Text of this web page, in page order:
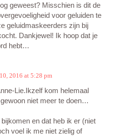
geweest? Misschien is dit de
voor geluiden te
geluidmaskeerders zijn bij
Dankjewel! Ik hoop dat je
hebt…
2016 at 5:28 pm
Lie.Ikzelf kom helemaal
niet meer te doen…
en dat heb ik er (niet
voel ik me niet zielig of